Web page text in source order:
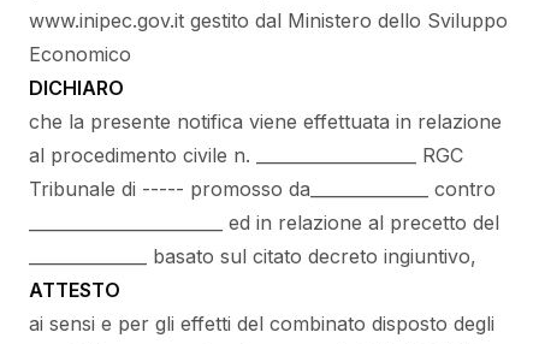
www.inipec.gov.it gestito dal Ministero dello Sviluppo
Economico
DICHIARO
che la presente notifica viene effettuata in relazione
al procedimento civile n. ___________________ RGC
Tribunale di ----- promosso da______________ contro
_______________________ ed in relazione al precetto del
______________ basato sul citato decreto ingiuntivo,
ATTESTO
ai sensi e per gli effetti del combinato disposto degli